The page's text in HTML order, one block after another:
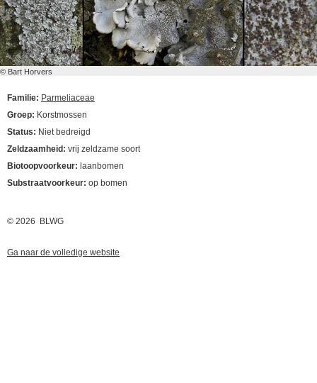
© Bart Horvers
Familie: Parmeliaceae
Groep: Korstmossen
Status: Niet bedreigd
Zeldzaamheid: vrij zeldzame soort
Biotoopvoorkeur: laanbomen
Substraatvoorkeur: op bomen
© 2026 BLWG
Ga naar de volledige website